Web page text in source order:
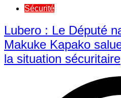
Sécurité
Lubero : Le Député
Makuke Kapako
la situation sécuritaire